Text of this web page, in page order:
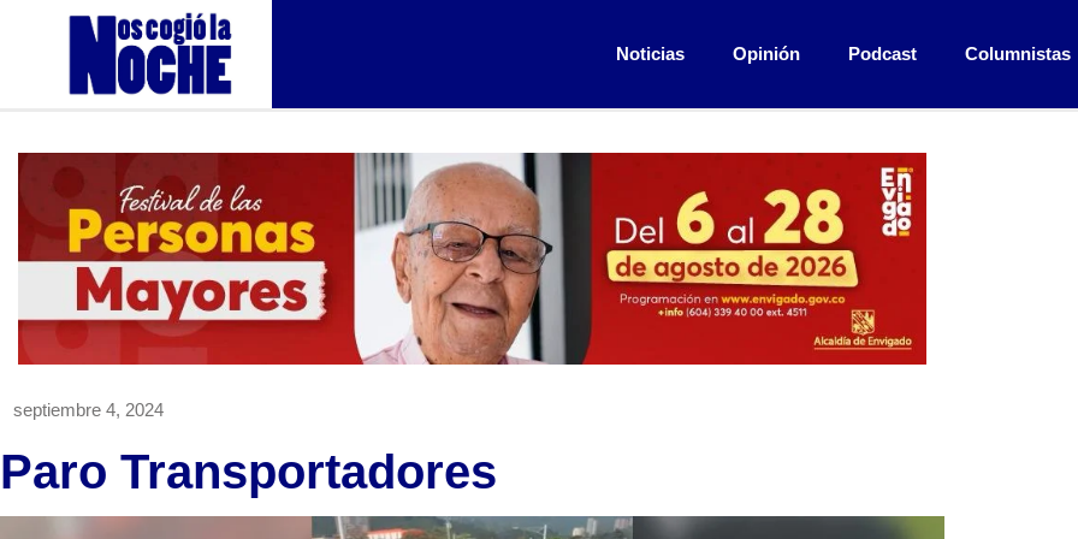
Noticias Opinión Podcast Columnistas
septiembre 4, 2024
Paro Transportadores